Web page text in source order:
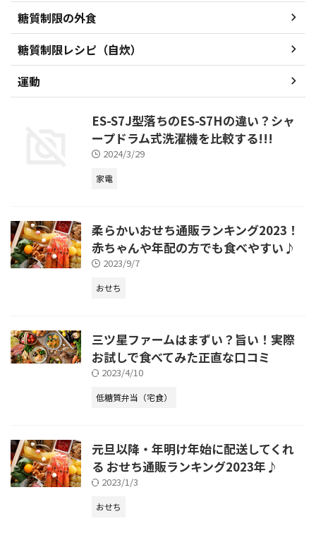
糖質制限の外食
糖質制限レシピ（自炊）
運動
ES-S7J型落ちのES-S7Hの違い？シャ
ープドラム式洗濯機を比較する!!!
2024/3/29
家電
柔らかいおせち通販ランキング2023！
赤ちゃんや年配の方でも食べやすい♪
2023/9/7
おせち
三ツ星ファームはまずい？旨い！実際
お試しで食べてみた正直な口コミ
2023/4/10
低糖質弁当（宅食）
元旦以降・年明け年始に配送してくれ
る おせち通販ランキング2023年♪
2023/1/3
おせち